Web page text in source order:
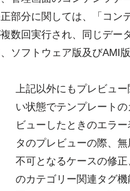
部分に関しては、「コン
数回実行され、同じデー
ソフトウェア版及びAMI
上記以外にもプレビュ
い状態でテンプレート
ビューしたときのエラ
タのプレビューの際、
不可となるケースの修
のカテゴリー関連タグ